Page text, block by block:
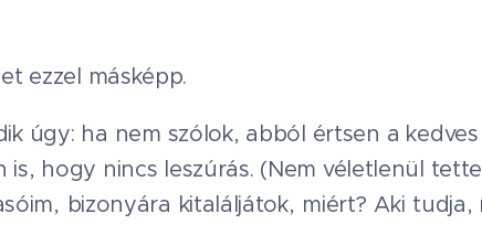
ezzel másképp.
úgy: ha nem szólok, abból értsen a kedves
hogy nincs leszúrás. (Nem véletlenül
bizonyára kitaláljátok, miért? Aki tudja,